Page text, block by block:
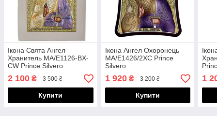
Ікона Свята Ангел
Хранитель MA/E1126-BX-
CW Prince Silvero
2 100 ₴ 3 500 ₴
Купити
Ікона Ангел Охоронець
MA/E1426/2XC Prince
Silvero
1 920₴ 3 200 ₴
Купити
1